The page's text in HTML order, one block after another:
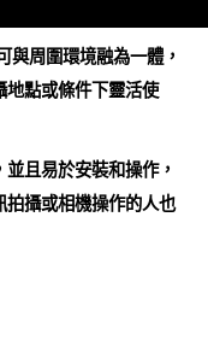
與周圍環境融為一體，
地點或條件下靈活使
且易於安裝和操作，
拍攝或相機操作的人也